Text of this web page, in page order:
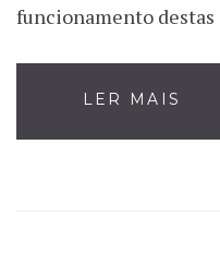
funcionamento
LER MAIS